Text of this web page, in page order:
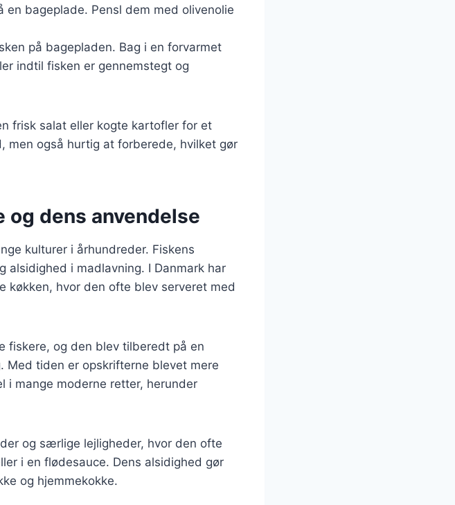
bageplade. Pensl dem med olivenolie
på bagepladen. Bag i en forvarmet
indtil fisken er gennemstegt og
frisk salat eller kogte kartofler for et
men også hurtig at forberede, hvilket gør
og dens anvendelse
kulturer i århundreder. Fiskens
i madlavning. I Danmark har
hvor den ofte blev serveret med
fiskere, og den blev tilberedt på en
Med tiden er opskrifterne blevet mere
i mange moderne retter, herunder
og særlige lejligheder, hvor den ofte
i en flødesauce. Dens alsidighed gør
og hjemmekokke.